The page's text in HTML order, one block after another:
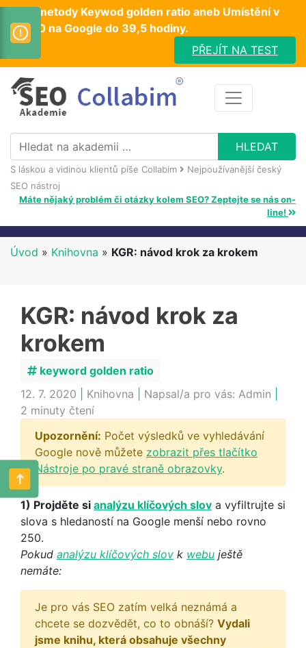
Test metody Keywod golden ratio aneb Umístění v
TOP10 na Google do 39,5 hodiny.
PŘEJÍT NA TEST
S láskou a vidinou klientů píše Collabim
Nejpoužívanější český
SEO nástroj
Máte nějaký problém či otázky kolem SEO? Zeptejte se nás on-
line!
Úvod » Knihovna » KGR: návod krok za krokem
KGR: návod krok za
krokem
keyword golden ratio
12. 7. 2020
Knihovna Napsal/a pro vás: Admin
2 minuty čtení
Upozornění: Počet výsledků ve vyhledávání
Google nově můžete zobrazit přes tlačítko
Nástroje po pravé straně obrazovky.
1) Projděte si analýzu klíčových slov a vyfiltrujte si
slova s hledaností na Google menší nebo rovno
250.
Pokud analýzu klíčových slov k webu ještě
nemáte:
Je pro vás SEO zatím velká neznámá a
chcete se dozvědět, co to obnáší? Vydali
jsme knihu, která obsahuje všechny